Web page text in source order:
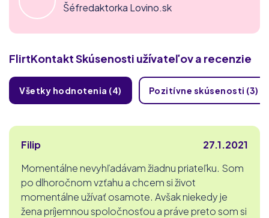
Šéfredaktorka Lovino.sk
FlirtKontaktSkúsenosti užívateľov a recenzie
Všetky hodnotenia (4) Pozitívne skúsenosti (3)
Filip
27.1.2021
Momentálne nevyhľadávam žiadnu priateľku. Som
po dlhoročnom vzťahu a chcem si život
momentálne užívať osamote. Avšak niekedy je
žena príjemnou spoločnosťou a práve preto som si